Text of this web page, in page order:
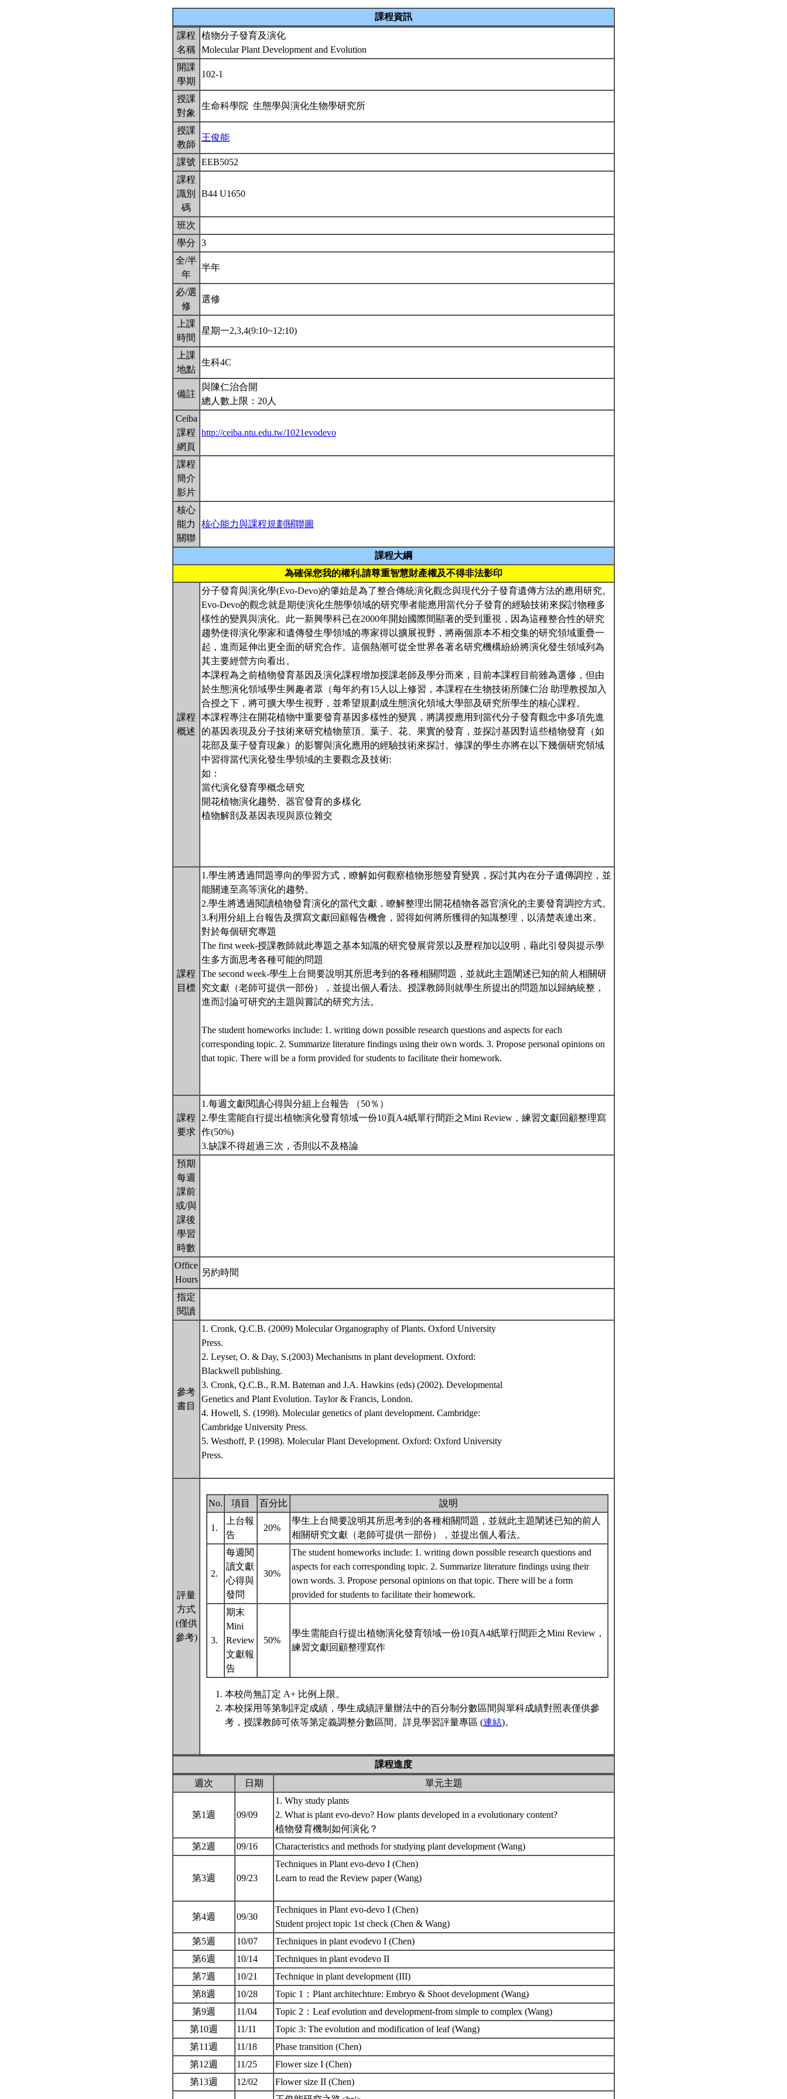
課程資訊
課程
名稱
植物分子發育及演化
Molecular Plant Development and Evolution
開課
學期
102-1
授課
對象
生命科學院 生態學與演化生物學研究所
授課
教師
王俊能
課號
EEB5052
課程
識別
碼
B44 U1650
班次
學分
3
全/半
年
半年
必/選
修
選修
上課
時間
星期一2,3,4(9:10~12:10)
上課
地點
生科4C
備註
與陳仁治合開
總人數上限：20人
Ceiba
課程
網頁
http://ceiba.ntu.edu.tw/1021evodevo
課程
簡介
影片
核心
能力
關聯
核心能力與課程規劃關聯圖
課程大綱
為確保您我的權利,請尊重智慧財產權及不得非法影印
課程
概述
分子發育與演化學(Evo-Devo)的肇始是為了整合傳統演化觀念與現代分子發育遺傳方法的應用研究。
Evo-Devo的觀念就是期使演化生態學領域的研究學者能應用當代分子發育的經驗技術來探討物種多
樣性的變異與演化。此一新興學科已在2000年開始國際間顯著的受到重視，因為這種整合性的研究
趨勢使得演化學家和遺傳發生學領域的專家得以擴展視野，將兩個原本不相交集的研究領域重疊一
起，進而延伸出更全面的研究合作。這個熱潮可從全世界各著名研究機構紛紛將演化發生領域列為
其主要經營方向看出。
本課程為之前植物發育基因及演化課程增加授課老師及學分而來，目前本課程目前雖為選修，但由
於生態演化領域學生興趣者眾（每年約有15人以上修習，本課程在生物技術所陳仁治 助理教授加入
合授之下，將可擴大學生視野，並希望規劃成生態演化領域大學部及研究所學生的核心課程。
本課程專注在開花植物中重要發育基因多樣性的變異，將講授應用到當代分子發育觀念中多項先進
的基因表現及分子技術來研究植物莖頂、葉子、花、果實的發育，並探討基因對這些植物發育（如
花部及葉子發育現象）的影響與演化應用的經驗技術來探討。修課的學生亦將在以下幾個研究領域
中習得當代演化發生學領域的主要觀念及技術:
如：
當代演化發育學概念研究
開花植物演化趨勢、器官發育的多樣化
植物解剖及基因表現與原位雜交
課程
目標
1.學生將透過問題導向的學習方式，瞭解如何觀察植物形態發育變異，探討其內在分子遺傳調控，並
能關連至高等演化的趨勢。
2.學生將透過閱讀植物發育演化的當代文獻，瞭解整理出開花植物各器官演化的主要發育調控方式。
3.利用分組上台報告及撰寫文獻回顧報告機會，習得如何將所獲得的知識整理，以清楚表達出來。
對於每個研究專題
The first week-授課教師就此專題之基本知識的研究發展背景以及歷程加以說明，藉此引發與提示學
生多方面思考各種可能的問題
The second week-學生上台簡要說明其所思考到的各種相關問題，並就此主題闡述已知的前人相關研
究文獻（老師可提供一部份），並提出個人看法。授課教師則就學生所提出的問題加以歸納統整，
進而討論可研究的主題與嘗試的研究方法。
The student homeworks include: 1. writing down possible research questions and aspects for each
corresponding topic. 2. Summarize literature findings using their own words. 3. Propose personal opinions on
that topic. There will be a form provided for students to facilitate their homework.
課程
要求
1.每週文獻閱讀心得與分組上台報告 （50％）
2.學生需能自行提出植物演化發育領域一份10頁A4紙單行間距之Mini Review，練習文獻回顧整理寫
作(50%)
3.缺課不得超過三次，否則以不及格論
預期
每週
課前
或/與
課後
學習
時數
Office
Hours
另約時間
指定
閱讀
參考
書目
1. Cronk, Q.C.B. (2009) Molecular Organography of Plants. Oxford University
Press.
2. Leyser, O. & Day, S.(2003) Mechanisms in plant development. Oxford:
Blackwell publishing.
3. Cronk, Q.C.B., R.M. Bateman and J.A. Hawkins (eds) (2002). Developmental
Genetics and Plant Evolution. Taylor & Francis, London.
4. Howell, S. (1998). Molecular genetics of plant development. Cambridge:
Cambridge University Press.
5. Westhoff, P. (1998). Molecular Plant Development. Oxford: Oxford University
Press.
評量
方式
(僅供
參考)
No. 項目 百分比 說明
1.
上台報
告
20%
學生上台簡要說明其所思考到的各種相關問題，並就此主題闡述已知的前人
相關研究文獻（老師可提供一部份），並提出個人看法。
2.
每週閱
讀文獻
心得與
發問
30%
The student homeworks include: 1. writing down possible research questions and
aspects for each corresponding topic. 2. Summarize literature findings using their
own words. 3. Propose personal opinions on that topic. There will be a form
provided for students to facilitate their homework.
3.
期末
Mini
Review
文獻報
告
50%
學生需能自行提出植物演化發育領域一份10頁A4紙單行間距之Mini Review，
練習文獻回顧整理寫作
本校尚無訂定 A+ 比例上限。
本校採用等第制評定成績，學生成績評量辦法中的百分制分數區間與單科成績對照表僅供參
考，授課教師可依等第定義調整分數區間。詳見學習評量專區 (連結)。
課程進度
週次
日期 單元主題
第1週 09/09
1. Why study plants
2. What is plant evo-devo? How plants developed in a evolutionary content?
植物發育機制如何演化？
第2週
09/16 Characteristics and methods for studying plant development (Wang)
第3週 09/23
Techniques in Plant evo-devo I (Chen)
Learn to read the Review paper (Wang)
第4週 09/30
Techniques in Plant evo-devo I (Chen)
Student project topic 1st check (Chen & Wang)
第5週
10/07
Techniques in plant evodevo I (Chen)
第6週
10/14
Techniques in plant evodevo II
第7週
10/21
Technique in plant development (III)
第8週
10/28
Topic 1：Plant architechture: Embryo & Shoot development (Wang)
第9週
11/04
Topic 2：Leaf evolution and development-from simple to complex (Wang)
第10週
11/11
Topic 3: The evolution and modification of leaf (Wang)
第11週
11/18
Phase transition (Chen)
第12週
11/25
Flower size I (Chen)
第13週
12/02
Flower size II (Chen)